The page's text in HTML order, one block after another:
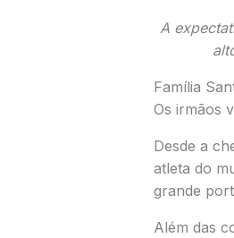
A
Família
Os irmãos
Desde a
atleta do
grande
Além das